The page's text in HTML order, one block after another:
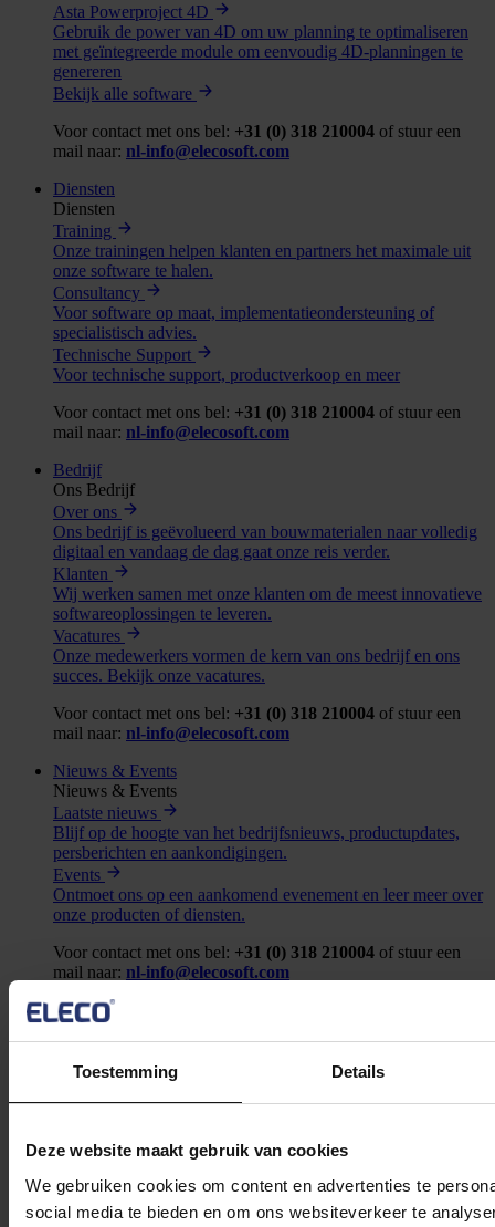
Toestemming Details
Deze website maakt gebruik van cookies
We gebruiken cookies om content en advertenties te
social media te bieden en om ons websiteverkeer te
Asta Powerproject 4D
Gebruik de power van 4D om uw planning te optimaliseren
met geïntegreerde module om eenvoudig 4D-planningen te
genereren
Bekijk alle software
Voor contact met ons bel: +31 (0) 318 210004 of stuur een
mail naar: nl-info@elecosoft.com
Diensten
Diensten
Training
Onze trainingen helpen klanten en partners het maximale uit
onze software te halen.
Consultancy
Voor software op maat, implementatieondersteuning of
specialistisch advies.
Technische Support
Voor technische support, productverkoop en meer
Voor contact met ons bel: +31 (0) 318 210004 of stuur een
mail naar: nl-info@elecosoft.com
Bedrijf
Ons Bedrijf
Over ons
Ons bedrijf is geëvolueerd van bouwmaterialen naar volledig
digitaal en vandaag de dag gaat onze reis verder.
Klanten
Wij werken samen met onze klanten om de meest innovatieve
softwareoplossingen te leveren.
Vacatures
Onze medewerkers vormen de kern van ons bedrijf en ons
succes. Bekijk onze vacatures.
Voor contact met ons bel: +31 (0) 318 210004 of stuur een
mail naar: nl-info@elecosoft.com
Nieuws & Events
Nieuws & Events
Laatste nieuws
Blijf op de hoogte van het bedrijfsnieuws, productupdates,
persberichten en aankondigingen.
Events
Ontmoet ons op een aankomend evenement en leer meer over
onze producten of diensten.
Voor contact met ons bel: +31 (0) 318 210004 of stuur een
mail naar: nl-info@elecosoft.com
Webinars
Asta Powerproject 4D